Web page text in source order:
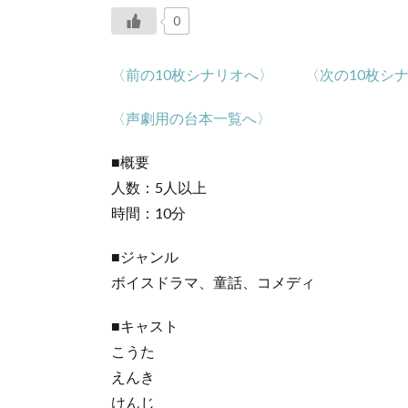
0
〈前の10枚シナリオへ〉 〈次の10枚シ
〈声劇用の台本一覧へ〉
■概要
人数：5人以上
時間：10分
■ジャンル
ボイスドラマ、童話、コメディ
■キャスト
こうた
えんき
けんじ